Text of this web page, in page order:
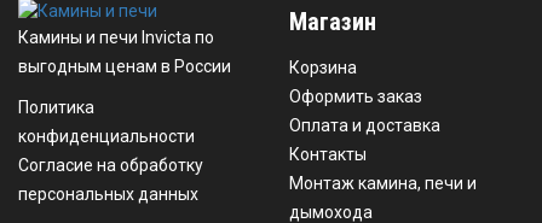
Камины и печи Invicta по
выгодным ценам в России
Политика
конфиденциальности
Согласие на обработку
персональных данных
Магазин
Корзина
Оформить заказ
Оплата и доставка
Контакты
Монтаж камина, печи и
дымохода